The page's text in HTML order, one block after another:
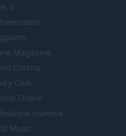
Magazine
Cortina
Club
Online
mamma
Music